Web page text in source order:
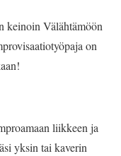
keinoin Välähtämöön
on
liikkeen ja
yksin tai kaverin